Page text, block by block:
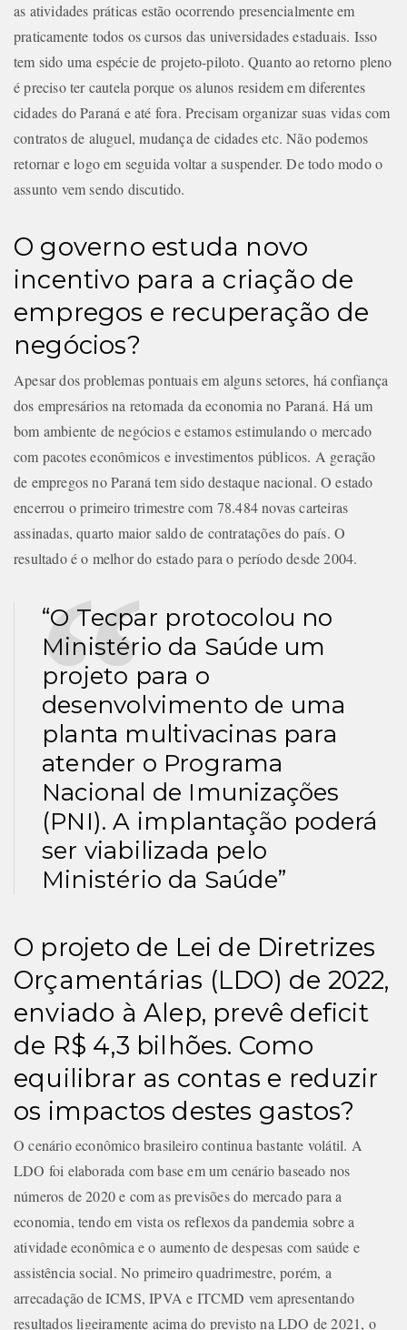
as atividades práticas estão ocorrendo presencialmente em
praticamente todos os cursos das universidades estaduais. Isso
tem sido uma espécie de projeto-piloto. Quanto ao retorno pleno
é preciso ter cautela porque os alunos residem em diferentes
cidades do Paraná e até fora. Precisam organizar suas vidas com
contratos de aluguel, mudança de cidades etc. Não podemos
retornar e logo em seguida voltar a suspender. De todo modo o
assunto vem sendo discutido.
O governo estuda novo
incentivo para a criação de
empregos e recuperação de
negócios?
Apesar dos problemas pontuais em alguns setores, há confiança
dos empresários na retomada da economia no Paraná. Há um
bom ambiente de negócios e estamos estimulando o mercado
com pacotes econômicos e investimentos públicos. A geração
de empregos no Paraná tem sido destaque nacional. O estado
encerrou o primeiro trimestre com 78.484 novas carteiras
assinadas, quarto maior saldo de contratações do país. O
resultado é o melhor do estado para o período desde 2004.
“O Tecpar protocolou no
Ministério da Saúde um
projeto para o
desenvolvimento de uma
planta multivacinas para
atender o Programa
Nacional de Imunizações
(PNI). A implantação poderá
ser viabilizada pelo
Ministério da Saúde”
O projeto de Lei de Diretrizes
Orçamentárias (LDO) de 2022,
enviado à Alep, prevê deficit
de R$ 4,3 bilhões. Como
equilibrar as contas e reduzir
os impactos destes gastos?
O cenário econômico brasileiro continua bastante volátil. A
LDO foi elaborada com base em um cenário baseado nos
números de 2020 e com as previsões do mercado para a
economia, tendo em vista os reflexos da pandemia sobre a
atividade econômica e o aumento de despesas com saúde e
assistência social. No primeiro quadrimestre, porém, a
arrecadação de ICMS, IPVA e ITCMD vem apresentando
resultados ligeiramente acima do previsto na LDO de 2021, o